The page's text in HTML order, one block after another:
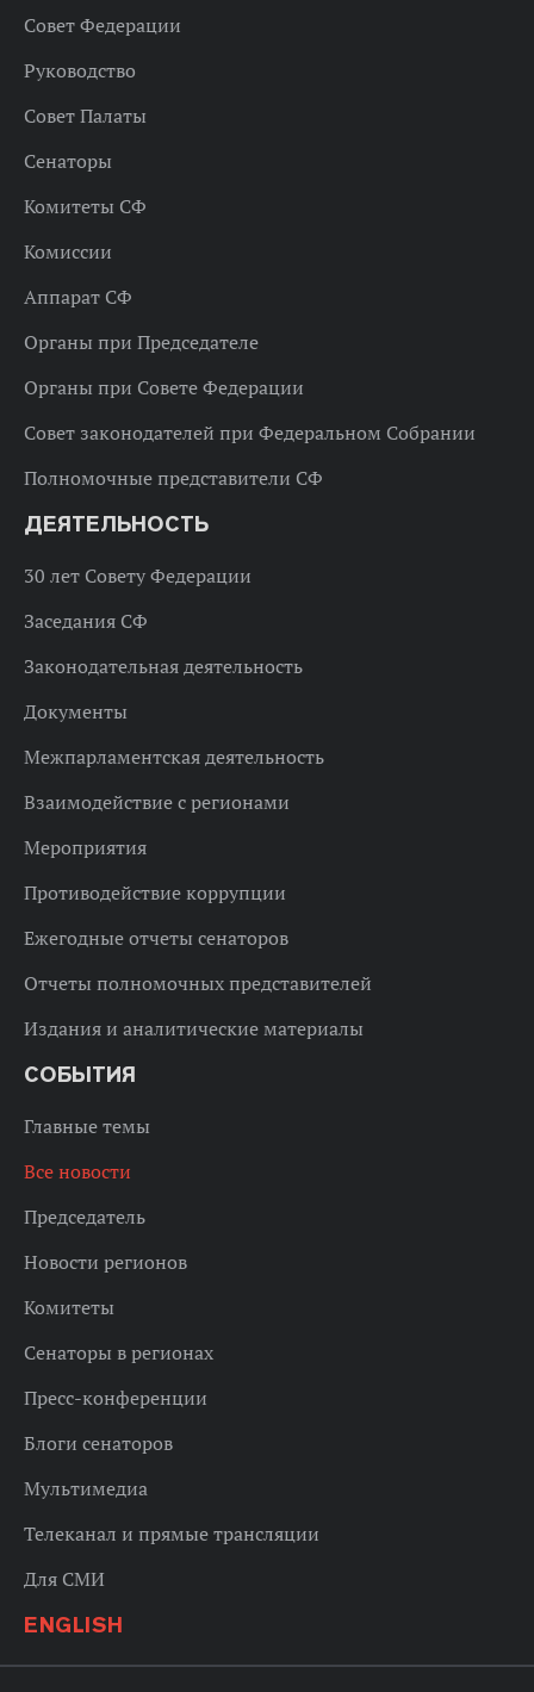
Совет Федерации
Руководство
Совет Палаты
Сенаторы
Комитеты СФ
Комиссии
Аппарат СФ
Органы при Председателе
Органы при Совете Федерации
Совет законодателей при Федеральном Собрании
Полномочные представители СФ
ДЕЯТЕЛЬНОСТЬ
30 лет Совету Федерации
Заседания СФ
Законодательная деятельность
Документы
Межпарламентская деятельность
Взаимодействие с регионами
Мероприятия
Противодействие коррупции
Ежегодные отчеты сенаторов
Отчеты полномочных представителей
Издания и аналитические материалы
СОБЫТИЯ
Главные темы
Все новости
Председатель
Новости регионов
Комитеты
Сенаторы в регионах
Пресс-конференции
Блоги сенаторов
Мультимедиа
Телеканал и прямые трансляции
Для СМИ
ENGLISH